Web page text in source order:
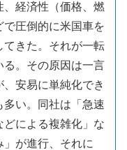
、経済性（価格、燃
圧倒的に米国車を
てきた。それが一転
る。その原因は一言
安易に単純化でき
い。同社は「急速
による複雑化」な
が進行、それに